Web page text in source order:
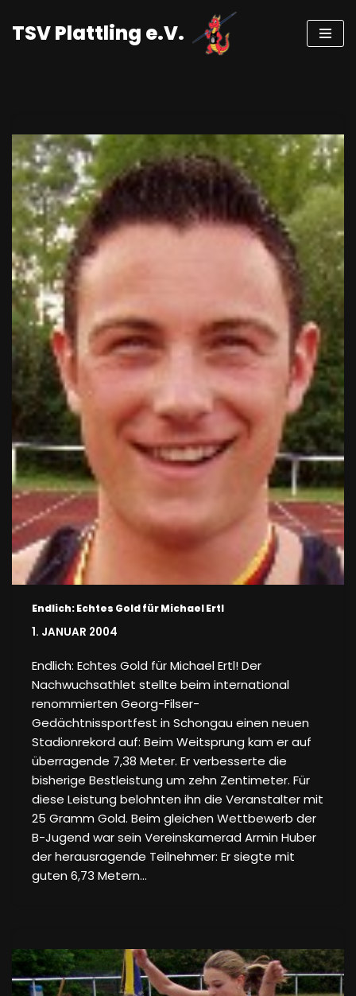
Zum
TSV Plattling e.V.
Endlich: Echtes Gold für Michael Ertl
1. JANUAR 2004
Endlich: Echtes Gold für Michael Ertl! Der
Nachwuchsathlet stellte beim international
renommierten Georg-Filser-
Gedächtnissportfest in Schongau einen neuen
Stadionrekord auf: Beim Weitsprung kam er auf
überragende 7,38 Meter. Er verbesserte die
bisherige Bestleistung um zehn Zentimeter. Für
diese Leistung belohnten ihn die Veranstalter mit
25 Gramm Gold. Beim gleichen Wettbewerb der
B-Jugend war sein Vereinskamerad Armin Huber
der herausragende Teilnehmer: Er siegte mit
guten 6,73 Metern…